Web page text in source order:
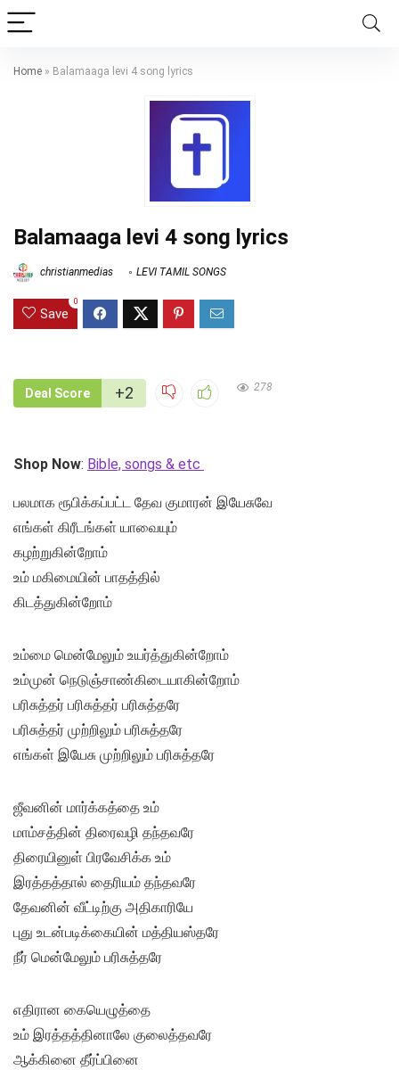
Home » Balamaaga levi 4 song lyrics
Balamaaga levi 4 song lyrics
christianmedias LEVI TAMIL SONGS
Save
0
Deal Score +2 278
Shop Now: Bible, songs & etc
பலமாக ரூபிக்கப்பட்ட தேவ குமாரன் இயேசுவே
எங்கள் கிரீடங்கள் யாவையும்
கழற்றுகின்றோம்
உம் மகிமையின் பாதத்தில்
கிடத்துகின்றோம்
உம்மை மென்மேலும் உயர்த்துகின்றோம்
உம்முன் நெடுஞ்சாண்கிடையாகின்றோம்
பரிசுத்தர் பரிசுத்தர் பரிசுத்தரே
பரிசுத்தர் முற்றிலும் பரிசுத்தரே
எங்கள் இயேசு முற்றிலும் பரிசுத்தரே
ஜீவனின் மார்க்கத்தை உம்
மாம்சத்தின் திரைவழி தந்தவரே
திரையினுள் பிரவேசிக்க உம்
இரத்தத்தால் தைரியம் தந்தவரே
தேவனின் வீட்டிற்கு அதிகாரியே
புது உடன்படிக்கையின் மத்தியஸ்தரே
நீர் மென்மேலும் பரிசுத்தரே
எதிரான கையெழுத்தை
உம் இரத்தத்தினாலே குலைத்தவரே
ஆக்கினை தீர்ப்பினை